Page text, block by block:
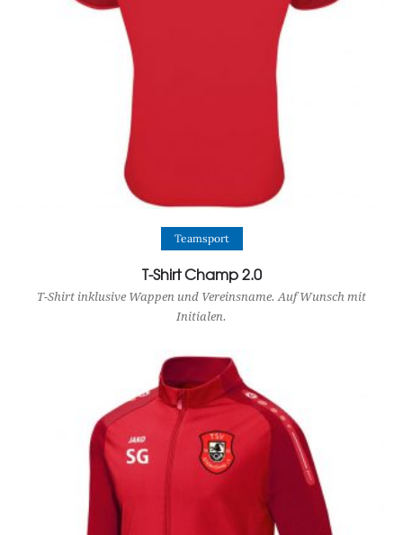
View Product
Teamsport
T-Shirt Champ 2.0
T-Shirt inklusive Wappen und Vereinsname. Auf Wunsch mit
Initialen.